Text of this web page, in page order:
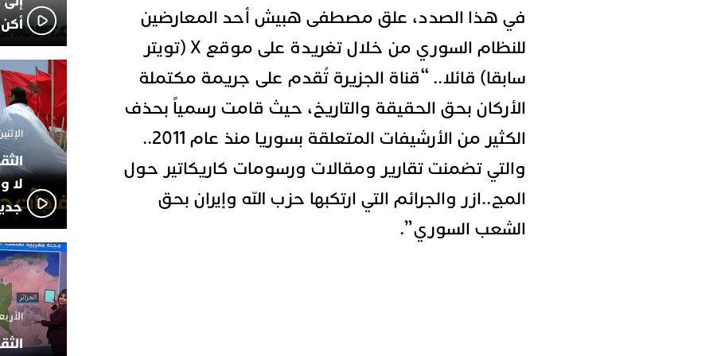
في هذا الصدد، علق مصطفى هبيش أحد المعارضين
للنظام السوري من خلال تغريدة على موقع X (تويتر
سابقا) قائلا.. “قناة الجزيرة تُقدم على جريمة مكتملة
الأركان بحق الحقيقة والتاريخ، حيث قامت رسمياً بحذف
الكثير من الأرشيفات المتعلقة بسوريا منذ عام 2011..
والتي تضمنت تقارير ومقالات ورسومات كاريكاتير حول
المج..ازر والجرائم التي ارتكبها حزب الله وإيران بحق
الشعب السوري”.
الإثنين 18 نوفمبر
لا
الأربعاء 13